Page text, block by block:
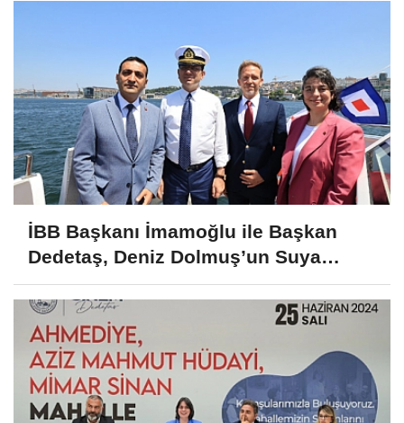
İBB Başkanı İmamoğlu ile Başkan
Dedetaş, Deniz Dolmuş’un Suya
İndirme Törenine Katıldı!